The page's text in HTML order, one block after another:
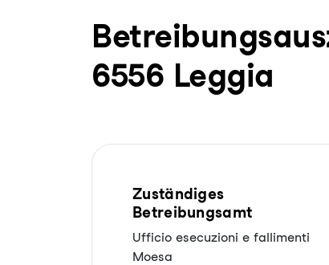
6556 Leggia
Zuständiges
Betreibungsamt
Ufficio esecuzioni e fallimenti
Moesa